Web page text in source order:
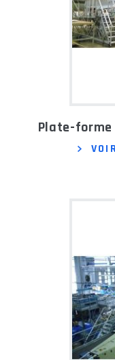
Plate-